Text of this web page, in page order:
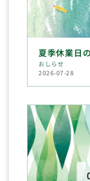
夏季休業日
おしらせ
2026-07-28